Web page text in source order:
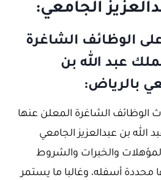
الجامعي:
الوظائف الشاغرة
عبد الله بن
بالرياض:
الوظائف الشاغرة المعلن عنها
بن عبدالعزيز الجامعي
والخبرات والشروط
محددة أسفله، وغالبا ما يستمر